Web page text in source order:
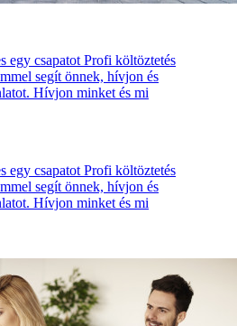
egy csapatot Profi költöztetés
segít önnek, hívjon és
Hívjon minket és mi
egy csapatot Profi költöztetés
segít önnek, hívjon és
Hívjon minket és mi